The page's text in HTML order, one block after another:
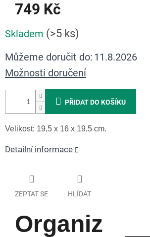
749 Kč
cena:
Skladem (>5 ks)
Můžeme doručit do: 11.8.2026
Možnosti doručení
PŘIDAT DO KOŠÍKU
Velikost: 19,5 x 16 x 19,5 cm.
Detailní informace
ZEPTAT SE HLÍDAT
Organiz